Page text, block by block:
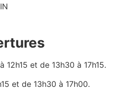
et de 13h30 à 17h15.
et de 13h30 à 17h00.